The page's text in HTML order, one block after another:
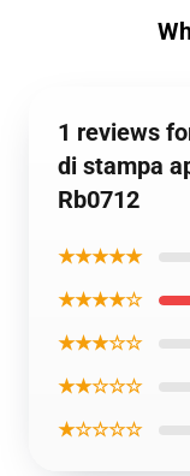
1 reviews
di stampa
Rb0712
★★★★★
★★★★☆
★★★☆☆
★★☆☆☆
★☆☆☆☆